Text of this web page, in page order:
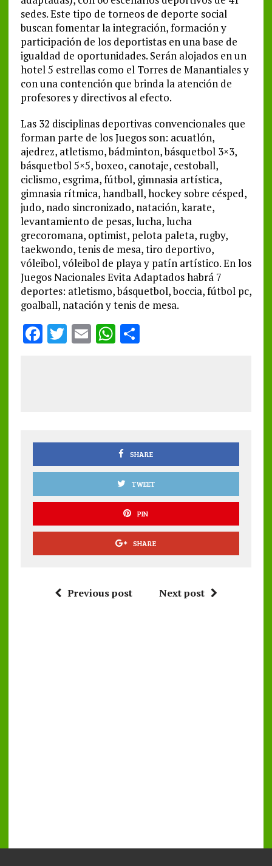
sedes. Este tipo de torneos de deporte social
buscan fomentar la integración, formación y
participación de los deportistas en una base de
igualdad de oportunidades. Serán alojados en un
hotel 5 estrellas como el Torres de Manantiales y
con una contención que brinda la atención de
profesores y directivos al efecto.
Las 32 disciplinas deportivas convencionales que
forman parte de los Juegos son: acuatlón,
ajedrez, atletismo, bádminton, básquetbol 3×3,
básquetbol 5×5, boxeo, canotaje, cestoball,
ciclismo, esgrima, fútbol, gimnasia artística,
gimnasia rítmica, handball, hockey sobre césped,
judo, nado sincronizado, natación, karate,
levantamiento de pesas, lucha, lucha
grecoromana, optimist, pelota paleta, rugby,
taekwondo, tenis de mesa, tiro deportivo,
vóleibol, vóleibol de playa y patín artístico. En los
Juegos Nacionales Evita Adaptados habrá 7
deportes: atletismo, básquetbol, boccia, fútbol pc,
goalball, natación y tenis de mesa.
F
k
T E W
p
S
SHARE
TWEET
PIN
SHARE
Previous post Next post